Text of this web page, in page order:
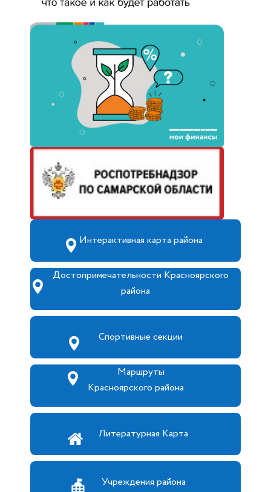
Интерактивная карта района
Достопримечательности Красноярского
района
Спортивные секции
Маршруты
Красноярского района
Литературная Карта
Учреждения района